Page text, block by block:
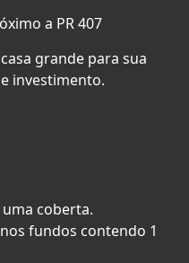
a PR 407
grande para sua
investimento.
coberta.
fundos contendo 1